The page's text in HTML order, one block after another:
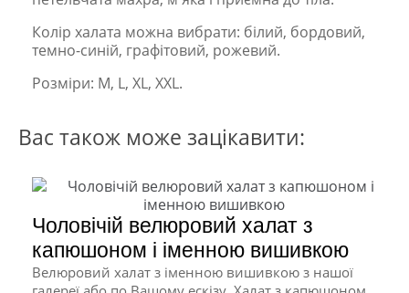
Колір халата можна вибрати: білий, бордовий,
темно-синій, графітовий, рожевий.
Розміри: M, L, XL, XXL.
Вас також може зацікавити:
Чоловічій велюровий халат з
капюшоном і іменною вишивкою
Велюровий халат з іменною вишивкою з нашої